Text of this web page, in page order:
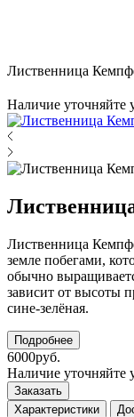
Лиственница
Наличие уточняйте
Лиственница
земле побегами,
обычно
зависит от высоты
сине-зелёная.
Подробнее
6000руб.
Наличие уточняйте
Заказать
Характеристики